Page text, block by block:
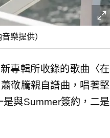
樂提供）
專輯所收錄的歌曲〈在
敬騰親自譜曲，唱著堅
與Summer簽約，二是